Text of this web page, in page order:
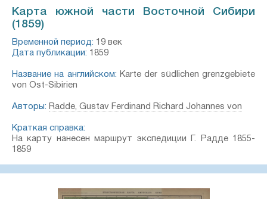
Карта южной части Восточной Сибири
(1859)
Временной период: 19 век
Дата публикации: 1859
Название на английском: Karte der südlichen grenzgebiete
von Ost-Sibirien
Авторы: Radde, Gustav Ferdinand Richard Johannes von
Краткая справка:
На карту нанесен маршрут экспедиции Г. Радде 1855-
1859